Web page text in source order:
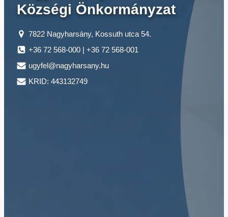
Községi Önkormányzat
7822 Nagyharsány, Kossuth utca 54.
+36 72 568-000 | +36 72 568-001
ugyfel@nagyharsany.hu
KRID: 443132749